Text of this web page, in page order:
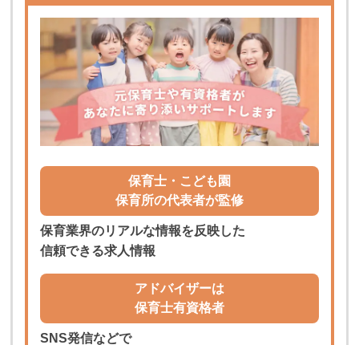
保育士・こども園
保育所の代表者が監修
保育業界のリアルな情報を反映した
信頼できる求人情報
アドバイザーは
保育士有資格者
SNS発信などで